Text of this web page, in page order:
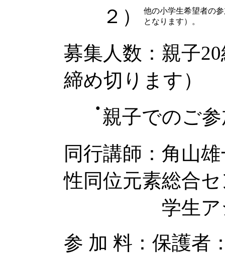
２）
他の小学生希望者の
となります）。
募集人数：親子
締め切ります）
● 親子でのご
同行講師：角山
性同位元素総合
学生アシス
参 加 料：保護者